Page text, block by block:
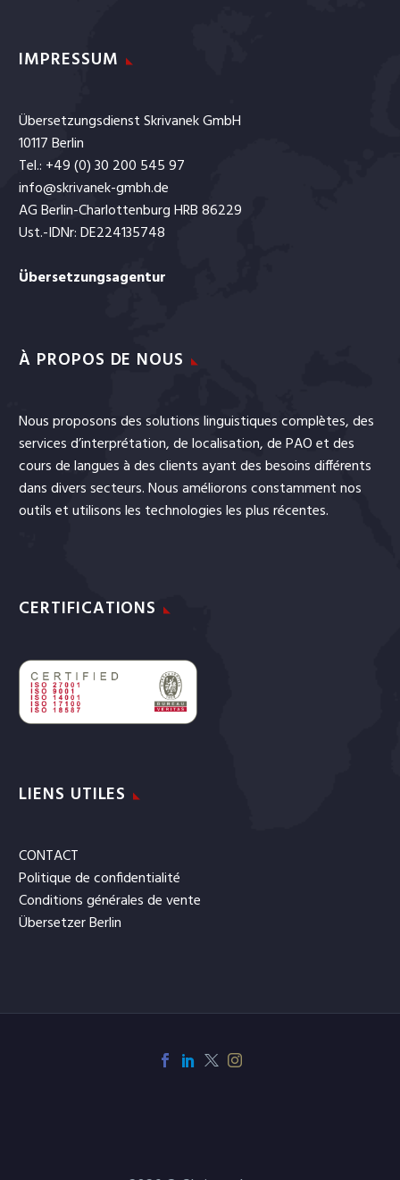
IMPRESSUM
Übersetzungsdienst Skrivanek GmbH
10117 Berlin
Tel.: +49 (0) 30 200 545 97
info@skrivanek-gmbh.de
AG Berlin-Charlottenburg HRB 86229
Ust.-IDNr: DE224135748
Übersetzungsagentur
À PROPOS DE NOUS
Nous proposons des solutions linguistiques complètes, des
servicesd’interprétation, delocalisation, dePAOetdes
cours de languesà des clients ayant des besoins différents
dans divers secteurs. Nous améliorons constamment nos
outils et utilisons les technologies les plus récentes.
CERTIFICATIONS
LIENS UTILES
CONTACT
Politique de confidentialité
Conditions générales de vente
Übersetzer Berlin